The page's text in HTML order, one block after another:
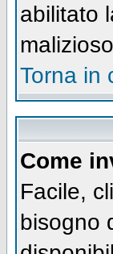
abilitato
Torna in
Come
Facile,
bisogno